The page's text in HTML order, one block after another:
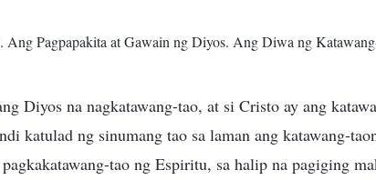
Pagpapakita at Gawain ng Diyos. Ang Diwa ng
Diyos na nagkatawang-tao, at si Cristo ay ang
katulad ng sinumang tao sa laman ang katawang-
tao ng Espiritu, sa halip na pagiging